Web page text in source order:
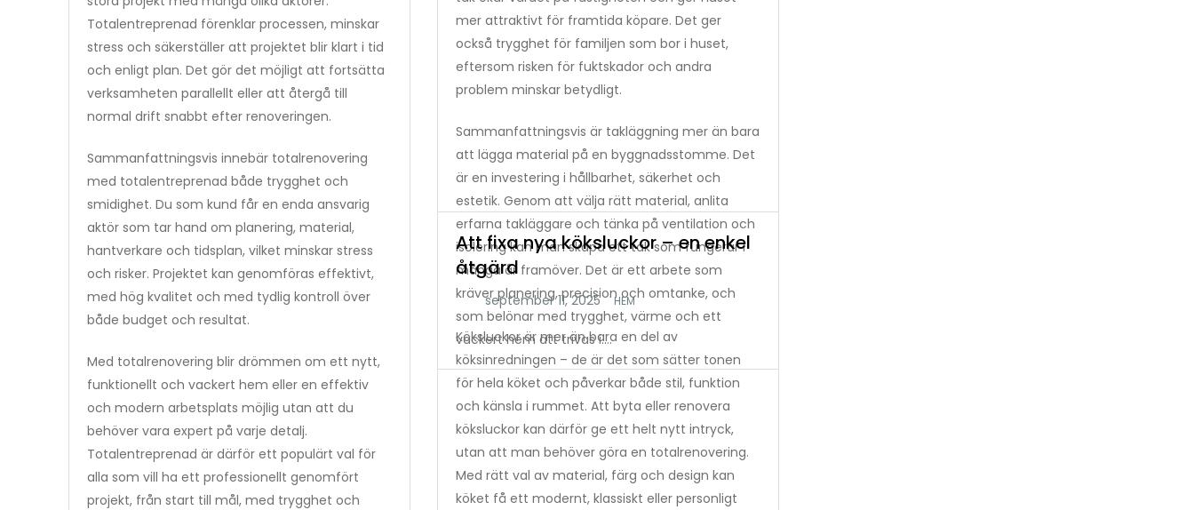
Totalentreprenad förenklar processen, minskar
stress och säkerställer att projektet blir klart i tid
och enligt plan. Det gör det möjligt att fortsätta
verksamheten parallellt eller att återgå till
normal drift snabbt efter renoveringen.
Sammanfattningsvis innebär totalrenovering
med totalentreprenad både trygghet och
smidighet. Du som kund får en enda ansvarig
aktör som tar hand om planering, material,
hantverkare och tidsplan, vilket minskar stress
och risker. Projektet kan genomföras effektivt,
med hög kvalitet och med tydlig kontroll över
både budget och resultat.
Med totalrenovering blir drömmen om ett nytt,
funktionellt och vackert hem eller en effektiv
och modern arbetsplats möjlig utan att du
behöver vara expert på varje detalj.
Totalentreprenad är därför ett populärt val för
alla som vill ha ett professionellt genomfört
projekt, från start till mål, med trygghet och
mer attraktivt för framtida köpare. Det ger
också trygghet för familjen som bor i huset,
eftersom risken för fuktskador och andra
problem minskar betydligt.
Sammanfattningsvis är takläggning mer än bara
att lägga material på en byggnadsstomme. Det
är en investering i hållbarhet, säkerhet och
estetik. Genom att välja rätt material, anlita
erfarna takläggare och tänka på ventilation och
isolering kan man skapa ett tak som fungerar i
många år framöver. Det är ett arbete som
kräver planering, precision och omtanke, och
som belönar med trygghet, värme och ett
vackert hem att trivas i.…
Att fixa nya köksluckor – en enkel
åtgärd
HEM
Köksluckor är mer än bara en del av
köksinredningen – de är det som sätter tonen
för hela köket och påverkar både stil, funktion
och känsla i rummet. Att byta eller renovera
köksluckor kan därför ge ett helt nytt intryck,
utan att man behöver göra en totalrenovering.
Med rätt val av material, färg och design kan
köket få ett modernt, klassiskt eller personligt